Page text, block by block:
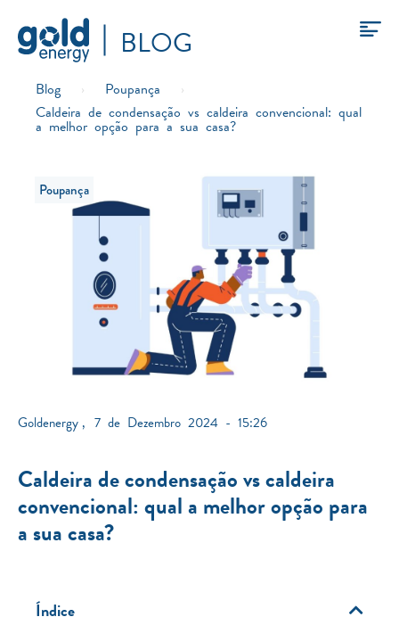
BLOG
Blog › Poupança
›
Caldeira de condensação vs caldeira convencional: qual
a melhor opção para a sua casa?
Poupança
Goldenergy 7 de Dezembro 2024 - 15:26
Caldeira de condensação vs caldeira
convencional: qual a melhor opção para
a sua casa?
Índice